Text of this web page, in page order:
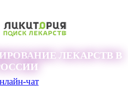
ЛЕКАРСТВ В
чат